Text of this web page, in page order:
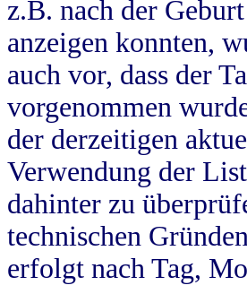
z.B. nach der
anzeigen konnten,
auch vor, dass der
vorgenommen
der derzeitigen
Verwendung der
dahinter zu
technischen
erfolgt nach Tag,